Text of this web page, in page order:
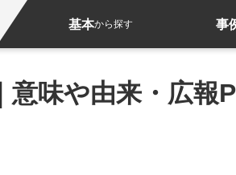
基本から探す 事
意味や由来・広報